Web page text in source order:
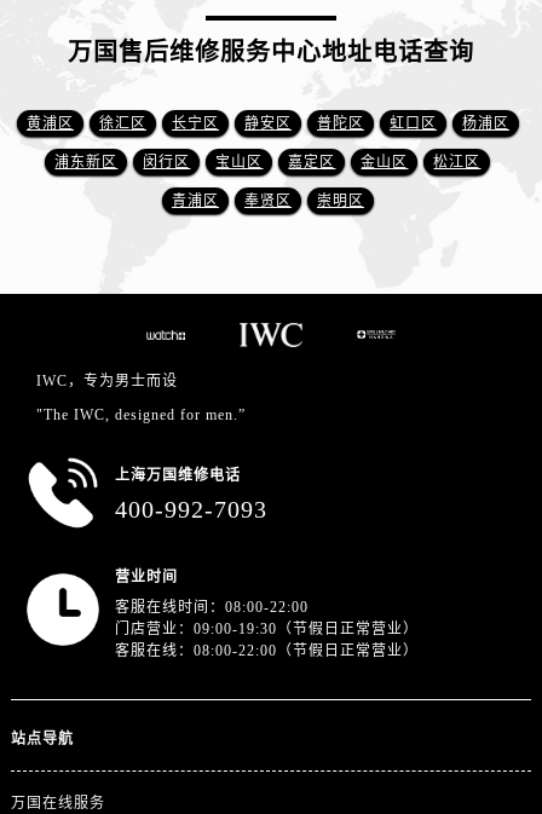
万国售后维修服务中心地址电话查询
黄浦区 徐汇区 长宁区 静安区 普陀区 虹口区 杨浦区
浦东新区 闵行区 宝山区 嘉定区 金山区 松江区
青浦区 奉贤区 崇明区
IWC，专为男士而设
"The IWC, designed for men.”
上海万国维修电话
400-992-7093
营业时间
客服在线时间：08:00-22:00
门店营业：09:00-19:30（节假日正常营业）
客服在线：08:00-22:00（节假日正常营业）
站点导航
万国在线服务